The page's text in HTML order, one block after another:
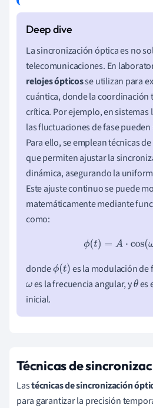
La sincronización óptica es no
telecomunicaciones. En
relojes ópticosse utilizan para
cuántica, donde la coordinación
crítica. Por ejemplo, en sistemas
las fluctuaciones de fase
Para ello, se emplean técnicas
que permiten ajustar la
dinámica, asegurando la
Este ajuste continuo se puede
matemáticamente mediante
como:
ϕ(t) =A ⋅cos(ωt
dondeϕ(t) es la modulación de
ωes la frecuencia angular, yθes
inicial.
Técnicas de
Lastécnicas de sincronización
para garantizar la precisión